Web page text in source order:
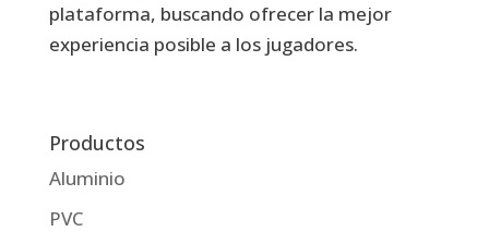
plataforma, buscando ofrecer la mejor
experiencia posible a los jugadores.
Productos
Aluminio
PVC